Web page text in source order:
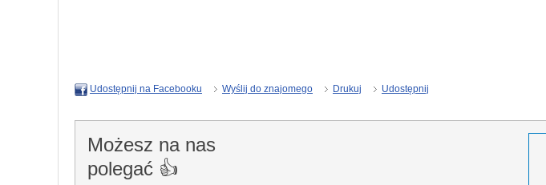
Udostępnij na Facebooku Wyślij do znajomego Drukuj Udostępnij
Możesz na nas
polegać 👍